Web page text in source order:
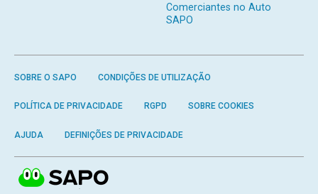
Comerciantes no Auto
SAPO
SOBRE O SAPO CONDIÇÕES DE UTILIZAÇÃO
POLÍTICA DE PRIVACIDADE RGPD SOBRE COOKIES
AJUDA DEFINIÇÕES DE PRIVACIDADE